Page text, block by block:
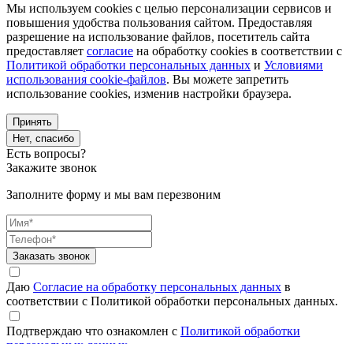
Мы используем cookies с целью персонализации сервисов и
повышения удобства пользования сайтом. Предоставляя
разрешение на использование файлов, посетитель сайта
предоставляет согласие на обработку cookies в соответствии с
Политикой обработки персональных данных и Условиями
использования cookie-файлов. Вы можете запретить
использование cookies, изменив настройки браузера.
Принять
Нет, спасибо
Есть вопросы?
Закажите звонок
Заполните форму и мы вам перезвоним
Заказать звонок
Даю Согласие на обработку персональных данных в
соответствии с Политикой обработки персональных данных.
Подтверждаю что ознакомлен с Политикой обработки